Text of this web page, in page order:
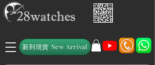
新到現貨 New Arrival